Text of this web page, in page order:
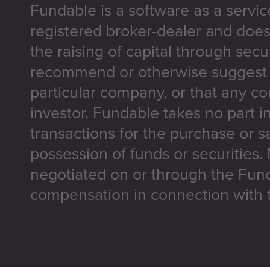
Fundable is a software as a
registered broker-dealer and
the raising of capital through
recommend or otherwise
particular company, or that any
investor. Fundable takes no part
transactions for the purchase or
possession of funds or
negotiated on or through the
compensation in connection with